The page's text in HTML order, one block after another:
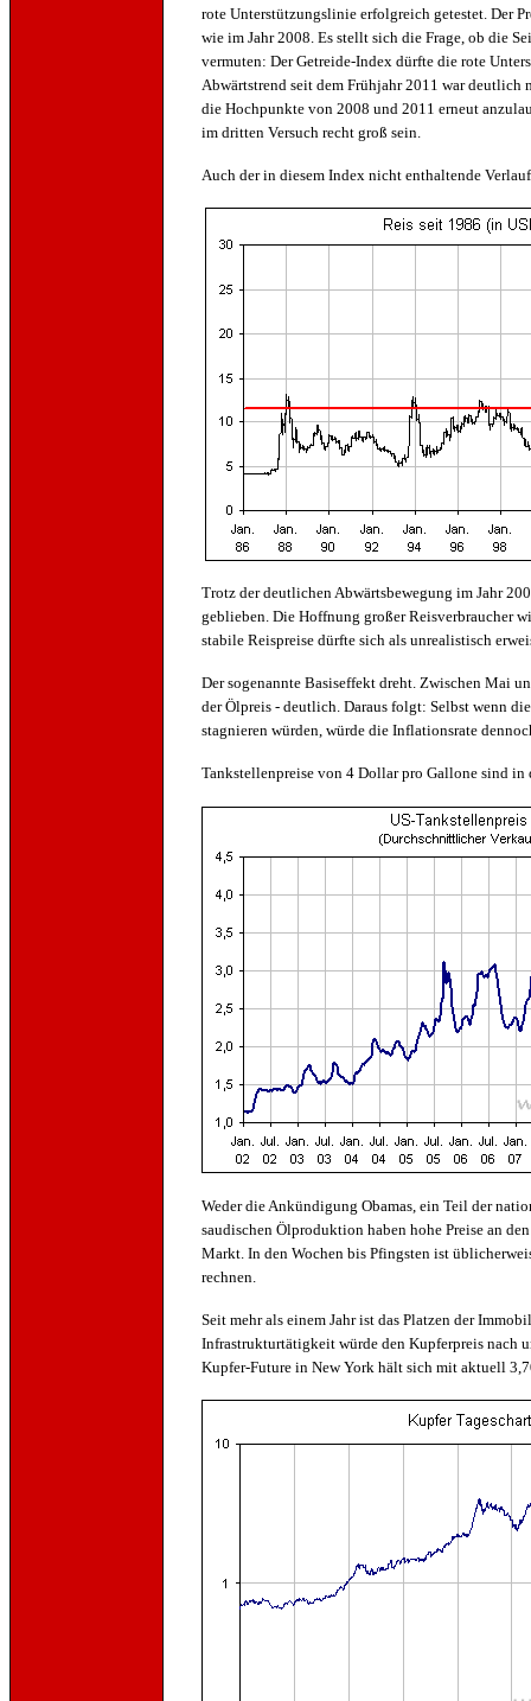
rote Unterstützungslinie erfolgreich getestet. Der
wie im Jahr 2008. Es stellt sich die Frage, ob die
vermuten: Der Getreide-Index dürfte die rote
Abwärtstrend seit dem Frühjahr 2011 war deutlich
die Hochpunkte von 2008 und 2011 erneut
im dritten Versuch recht groß sein.
Auch der in diesem Index nicht enthaltende
Trotz der deutlichen Abwärtsbewegung im Jahr
geblieben. Die Hoffnung großer Reisverbraucher
stabile Reispreise dürfte sich als unrealistisch
Der sogenannte Basiseffekt dreht. Zwischen Mai
der Ölpreis - deutlich. Daraus folgt: Selbst wenn
stagnieren würden, würde die Inflationsrate
Tankstellenpreise von 4 Dollar pro Gallone sind in
Weder die Ankündigung Obamas, ein Teil der
saudischen Ölproduktion haben hohe Preise an
Markt. In den Wochen bis Pfingsten ist
rechnen.
Seit mehr als einem Jahr ist das Platzen der
Infrastrukturtätigkeit würde den Kupferpreis nach
Kupfer-Future in New York hält sich mit aktuell